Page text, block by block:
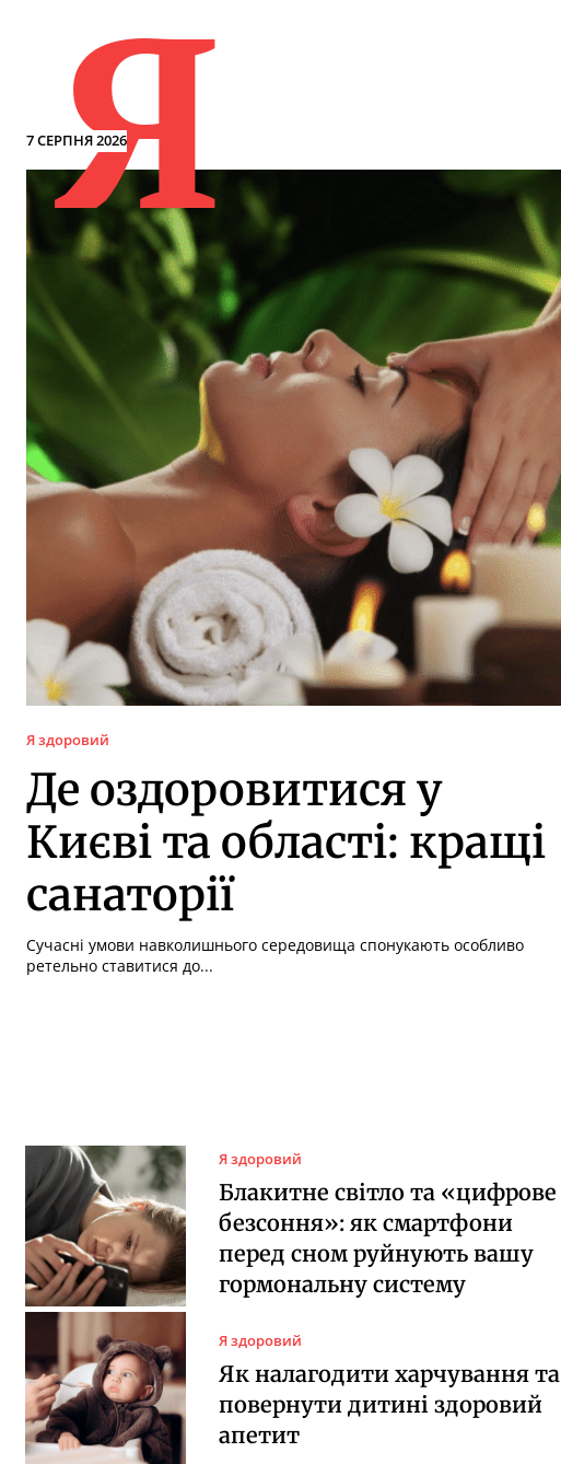
7 СЕРПНЯ 2026
Я
Я здоровий
Де оздоровитися у
Києві та області: кращі
санаторії
Сучасні умови навколишнього середовища спонукають особливо
ретельно ставитися до...
Я здоровий
Блакитне світло та «цифрове
безсоння»: як смартфони
перед сном руйнують вашу
гормональну систему
Я здоровий
Як налагодити харчування та
повернути дитині здоровий
апетит